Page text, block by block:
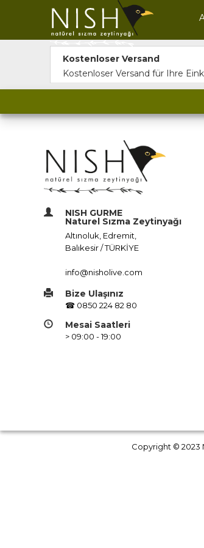
Kostenloser Versand
Kostenloser Versand für Ihre
NISH GURME
Naturel Sızma Zeytinyağı
Altınoluk, Edremit,
Balıkesir / TÜRKİYE
info@nisholive.com
Bize Ulaşınız
☎ 0850 224 82 80
Mesai Saatleri
> 09:00 - 19:00
Copyright © 2023